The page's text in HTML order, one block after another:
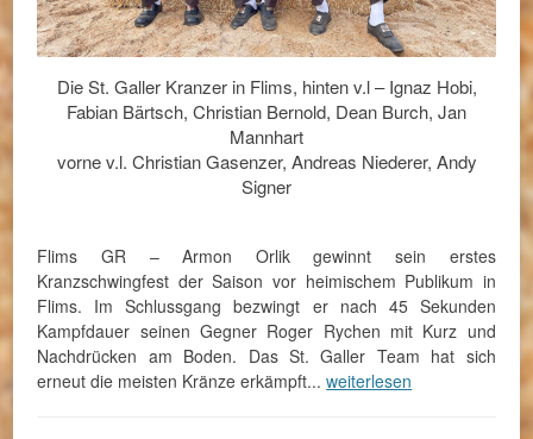
Die St. Galler Kranzer in Flims, hinten v.l – Ignaz Hobi,
Fabian Bärtsch, Christian Bernold, Dean Burch, Jan
Mannhart
vorne v.l. Christian Gasenzer, Andreas Niederer, Andy
Signer
Flims GR – Armon Orlik gewinnt sein erstes
Kranzschwingfest der Saison vor heimischem Publikum in
Flims. Im Schlussgang bezwingt er nach 45 Sekunden
Kampfdauer seinen Gegner Roger Rychen mit Kurz und
Nachdrücken am Boden. Das St. Galler Team hat sich
erneut die meisten Kränze erkämpft...weiterlesen